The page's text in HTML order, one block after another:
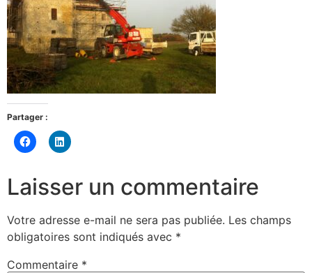
Partager :
Cliquez
pour
Facebook(ouvre
dans
une
Cliquez
pour
dans
une
Laisser un commentaire
Votre adresse e-mail ne sera pas publiée. Les champs
obligatoires sont indiqués avec *
Commentaire *